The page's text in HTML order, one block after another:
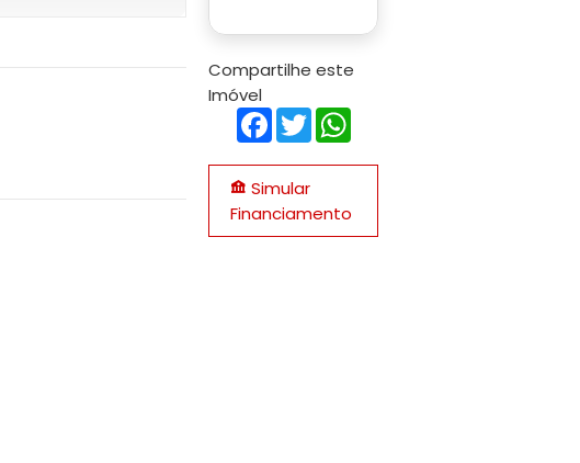
Compartilhe este
Imóvel
Facebook
TwitterWhatsApp
Simular
Financiamento